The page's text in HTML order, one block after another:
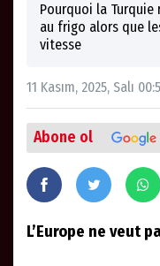
Pourquoi la
au frigo alors que
vitesse
11 Kasım, 2025, Salı
Abone ol
L’Europe ne veut